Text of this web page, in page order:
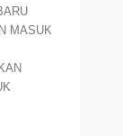
MASUK